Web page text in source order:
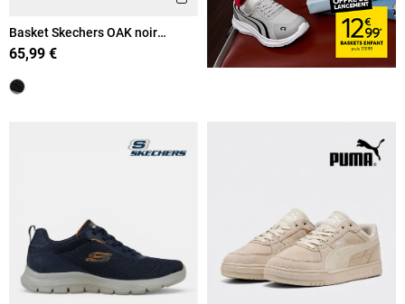
Basket Skechers OAK noir
homme (41-45)
65,99 €